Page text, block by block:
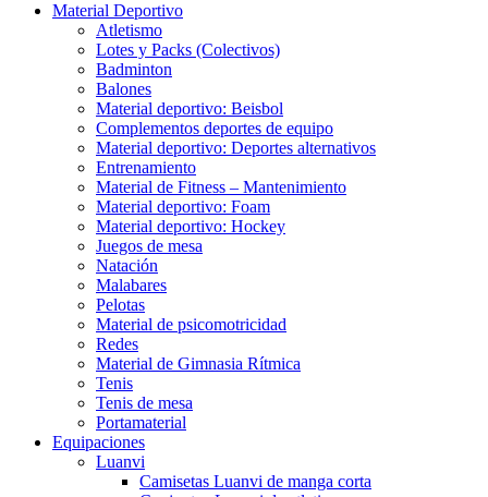
Material Deportivo
Atletismo
Lotes y Packs (Colectivos)
Badminton
Balones
Material deportivo: Beisbol
Complementos deportes de equipo
Material deportivo: Deportes alternativos
Entrenamiento
Material de Fitness – Mantenimiento
Material deportivo: Foam
Material deportivo: Hockey
Juegos de mesa
Natación
Malabares
Pelotas
Material de psicomotricidad
Redes
Material de Gimnasia Rítmica
Tenis
Tenis de mesa
Portamaterial
Equipaciones
Luanvi
Camisetas Luanvi de manga corta